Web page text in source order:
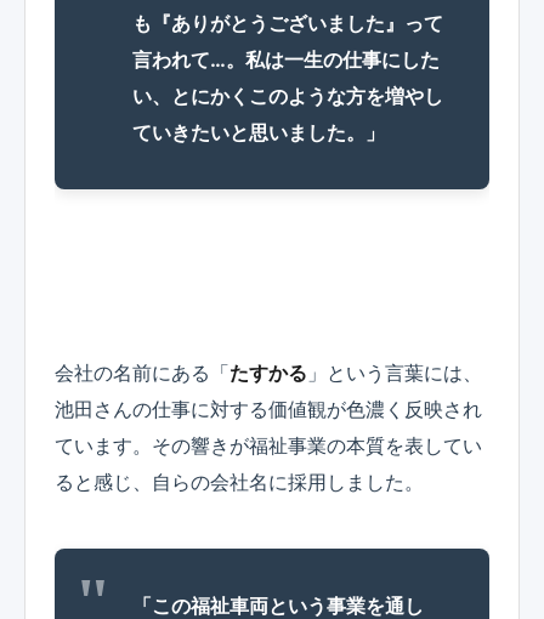
も『ありがとうございました』って
言われて…。私は一生の仕事にした
い、とにかくこのような方を増やし
ていきたいと思いました。」
会社の名前にある「たすかる 」という言葉には、
池田さんの仕事に対する価値観が色濃く反映され
ています。その響きが福祉事業の本質を表してい
ると感じ、自らの会社名に採用しました。
「この福祉車両という事業を通し